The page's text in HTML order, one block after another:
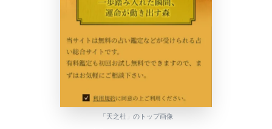
「天之杜」のトップ画像